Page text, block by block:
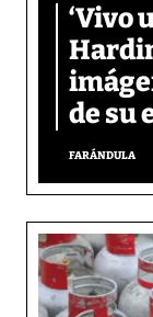
‘Vivo
de su
FARÁNDULA